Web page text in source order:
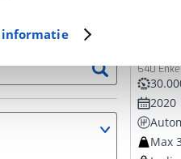
in. U kunt uw
en vergelijkbare
cookies zorgen
informatie
640
2020
Max